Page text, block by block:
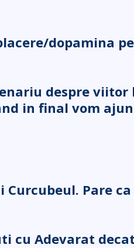
dopamina
despre
in final vom
Curcubeul. Pare
cu Adevarat decat